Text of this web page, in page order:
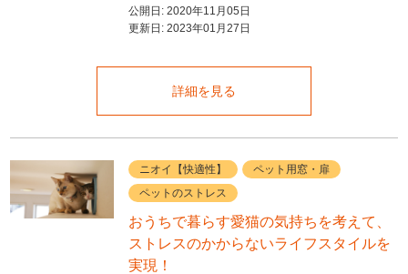
公開日: 2020年11月05日
更新日: 2023年01月27日
詳細を見る
ニオイ【快適性】
ペット用窓・扉
ペットのストレス
おうちで暮らす愛猫の気持ちを考えて、
ストレスのかからないライフスタイルを
実現！